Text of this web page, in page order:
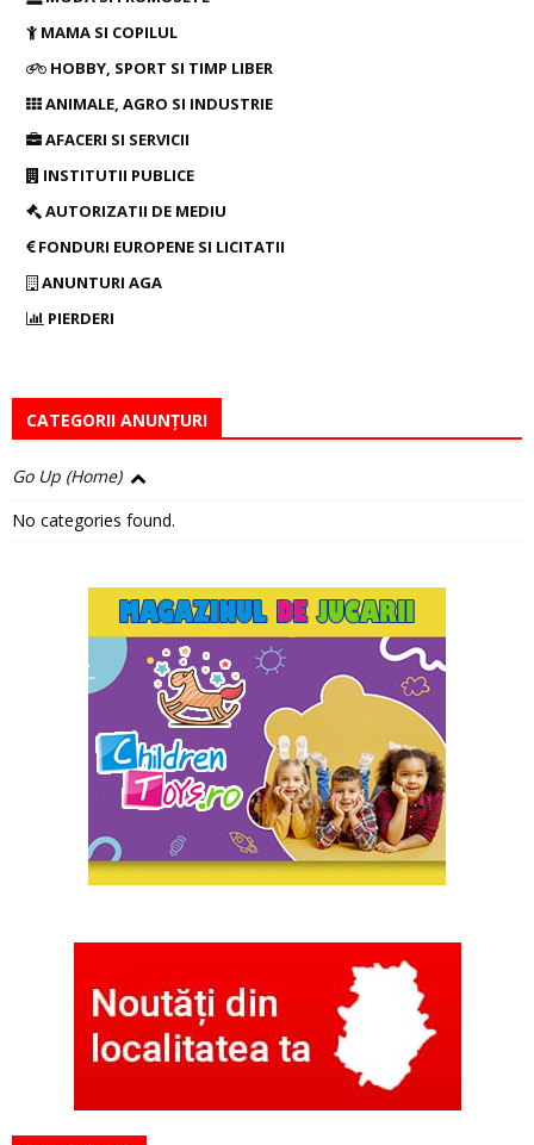
MAMA SI COPILUL
HOBBY, SPORT SI TIMP LIBER
ANIMALE, AGRO SI INDUSTRIE
AFACERI SI SERVICII
INSTITUTII PUBLICE
AUTORIZATII DE MEDIU
FONDURI EUROPENE SI LICITATII
ANUNTURI AGA
PIERDERI
CATEGORII ANUNȚURI
Go Up (Home)
No categories found.